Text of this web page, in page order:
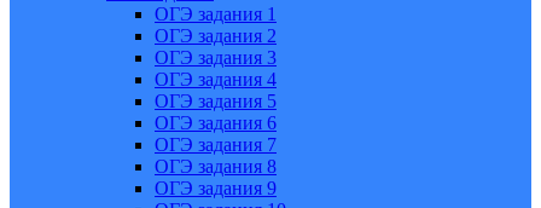
ОГЭ задания 1
ОГЭ задания 2
ОГЭ задания 3
ОГЭ задания 4
ОГЭ задания 5
ОГЭ задания 6
ОГЭ задания 7
ОГЭ задания 8
ОГЭ задания 9